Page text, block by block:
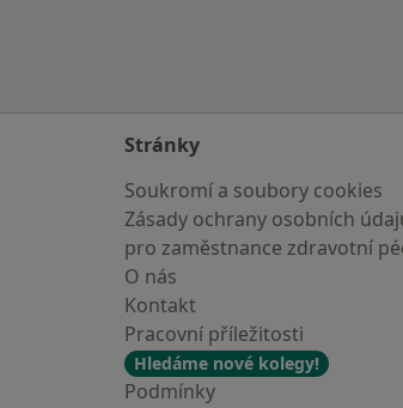
Stránky
Soukromí a soubory cookies
Zásady ochrany osobních
pro zaměstnance zdravotní
O nás
Kontakt
Pracovní příležitosti
Hledáme nové kolegy!
Podmínky